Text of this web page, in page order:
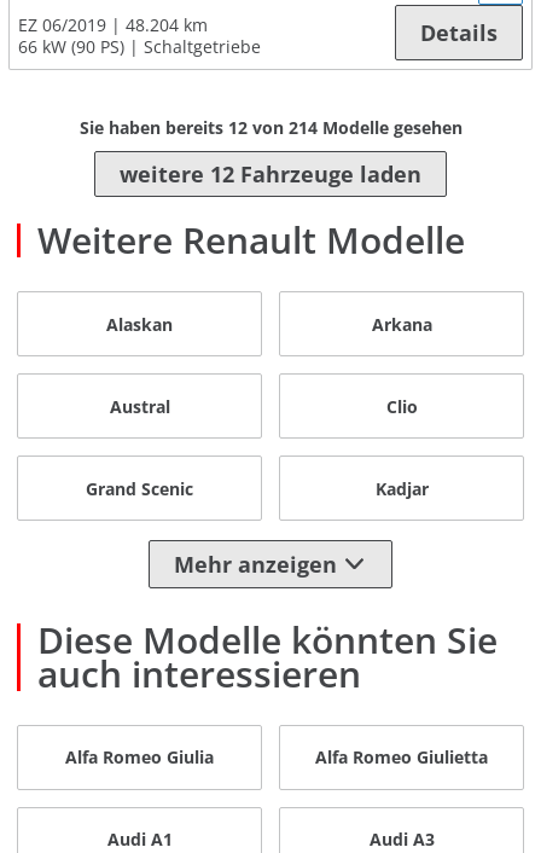
EZ 06/2019
48.204 km
66 kW (90 PS)
Schaltgetriebe Details
Sie haben bereits 12von 214Modelle gesehen
weitere 12 Fahrzeuge laden
Weitere Renault Modelle
Alaskan Arkana
Austral Clio
Grand Scenic Kadjar
Mehr anzeigen
Diese Modelle könnten Sie
auch interessieren
Alfa Romeo Giulia Alfa Romeo Giulietta
Audi A1 Audi A3